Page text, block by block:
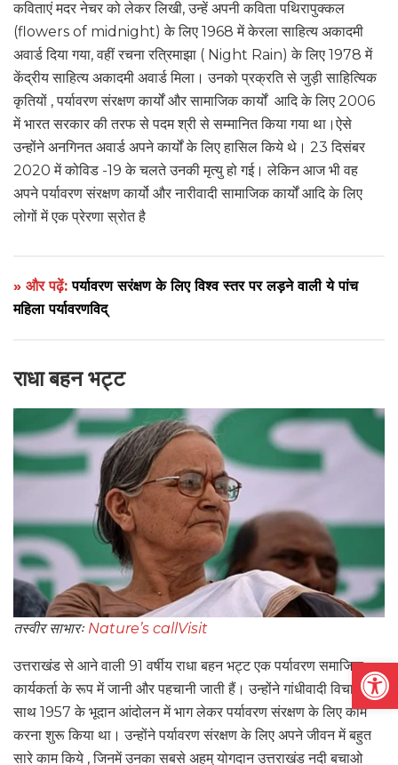
कविताएं मदर नेचर को लेकर लिखी, उन्हें अपनी कविता पथिरापुक्कल
(flowers of midnight) के लिए 1968 में केरला साहित्य अकादमी
अवार्ड दिया गया, वहीं रचना रत्रिमाझा ( Night Rain) के लिए 1978 में
केंद्रीय साहित्य अकादमी अवार्ड मिला। उनको प्रक्रति से जुड़ी साहित्यिक
कृतियों , पर्यावरण संरक्षण कार्यों और सामाजिक कार्यों आदि के लिए 2006
में भारत सरकार की तरफ से पदम श्री से सम्मानित किया गया था।ऐसे
उन्होंने अनगिनत अवार्ड अपने कार्यों के लिए हासिल किये थे। 23 दिसंबर
2020 में कोविड -19 के चलते उनकी मृत्यु हो गई। लेकिन आज भी वह
अपने पर्यावरण संरक्षण कार्यो और नारीवादी सामाजिक कार्यों आदि के लिए
लोगों में एक प्रेरणा स्रोत है
» और पढ़ें:पर्यावरण सरंक्षण के लिए विश्व स्तर पर लड़ने वाली ये पांच
महिला पर्यावरणविद्
राधा बहन भट्ट
तस्वीर साभारः Nature’s callVisit
उत्तराखंड से आने वाली 91 वर्षीय राधा बहन भट्ट एक पर्यावरण समाजिक
कार्यकर्ता के रूप में जानी और पहचानी जाती हैं। उन्होंने गांधीवादी विचारों के
साथ 1957 के भूदान आंदोलन में भाग लेकर पर्यावरण संरक्षण के लिए काम
करना शुरू किया था। उन्होंने पर्यावरण संरक्षण के लिए अपने जीवन में बहुत
सारे काम किये , जिनमें उनका सबसे अहम् योगदान उत्तराखंड नदी बचाओ